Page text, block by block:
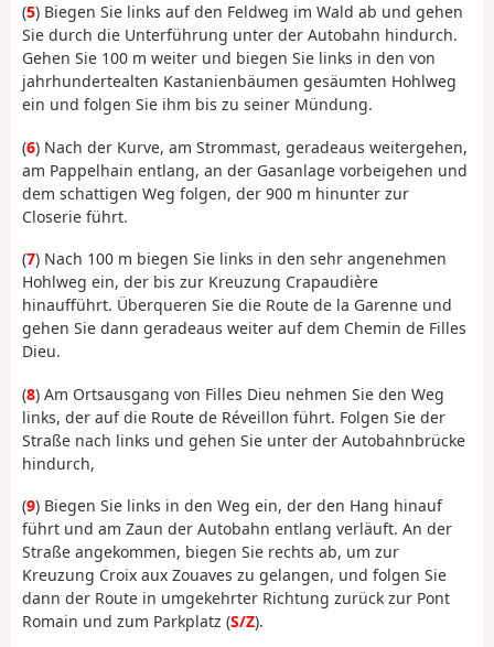
(5) Biegen Sie links auf den Feldweg im Wald ab und gehen
Sie durch die Unterführung unter der Autobahn hindurch.
Gehen Sie 100 m weiter und biegen Sie links in den von
jahrhundertealten Kastanienbäumen gesäumten Hohlweg
ein und folgen Sie ihm bis zu seiner Mündung.
(6) Nach der Kurve, am Strommast, geradeaus weitergehen,
am Pappelhain entlang, an der Gasanlage vorbeigehen und
dem schattigen Weg folgen, der 900 m hinunter zur
Closerie führt.
(7) Nach 100 m biegen Sie links in den sehr angenehmen
Hohlweg ein, der bis zur Kreuzung Crapaudière
hinaufführt. Überqueren Sie die Route de la Garenne und
gehen Sie dann geradeaus weiter auf dem Chemin de Filles
Dieu.
(8) Am Ortsausgang von Filles Dieu nehmen Sie den Weg
links, der auf die Route de Réveillon führt. Folgen Sie der
Straße nach links und gehen Sie unter der Autobahnbrücke
hindurch,
(9) Biegen Sie links in den Weg ein, der den Hang hinauf
führt und am Zaun der Autobahn entlang verläuft. An der
Straße angekommen, biegen Sie rechts ab, um zur
Kreuzung Croix aux Zouaves zu gelangen, und folgen Sie
dann der Route in umgekehrter Richtung zurück zur Pont
Romain und zum Parkplatz (S/Z).